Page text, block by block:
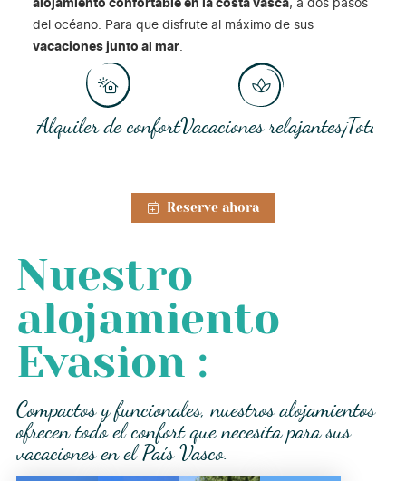
alojamiento confortable en la costa vasca, a dos pasos
del océano. Para que disfrute al máximo de sus
vacaciones junto al mar.
Alquiler de confortVacaciones relajantes
Reserve ahora
Nuestro
alojamiento
Evasion :
Compactos y funcionales, nuestros alojamientos
ofrecen todo el confort que necesita para sus
vacaciones en el País Vasco.